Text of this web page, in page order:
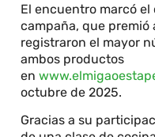
El encuentro marcó el
campaña, que premió
registraron el mayor
ambos productos
en
octubre de 2025.
Gracias a su